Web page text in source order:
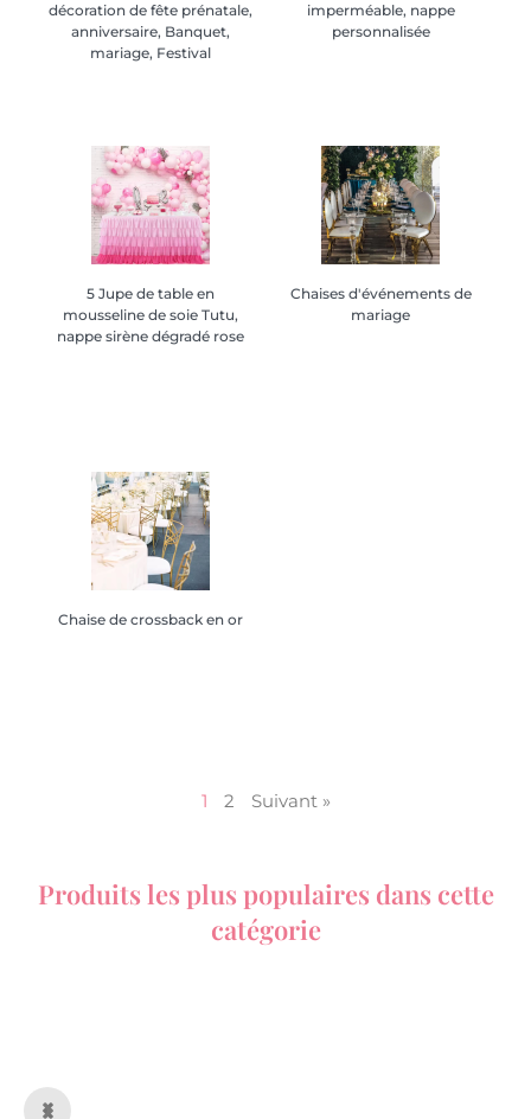
décoration de fête prénatale,
anniversaire, Banquet,
mariage, Festival
décoration de fête prénatale,
anniversaire, Banquet,
mariage, Festival
imperméable, nappe
personnalisée
imperméable, nappe
personnalisée
5 Jupe de table en
mousseline de soie Tutu,
nappe sirène dégradé rose
5 Jupe de table en
mousseline de soie Tutu,
nappe sirène dégradé rose
Chaises d'événements de
mariage
Chaises d'événements de
mariage
Chaise de crossback en or
Chaise de crossback en or
1 2 Suivant »
Produits les plus populaires dans cette
catégorie
Santa Claus et Snowman
Santa Claus et Snowman